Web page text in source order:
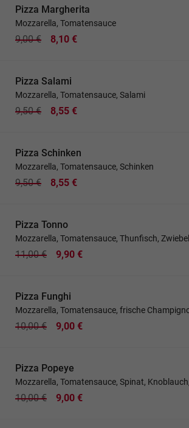
Pizza Margherita
Mozzarella, Tomatensauce
9,00 € 8,10 €
Pizza Salami
Mozzarella, Tomatensauce, Salami
9,50 € 8,55 €
Pizza Schinken
Mozzarella, Tomatensauce, Schinken
9,50 € 8,55 €
Pizza Tonno
Mozzarella, Tomatensauce, Thunfisch,
11,00 € 9,90 €
Pizza Funghi
Mozzarella, Tomatensauce, frische
10,00 € 9,00 €
Pizza Popeye
Mozzarella, Tomatensauce, Spinat,
10,00 € 9,00 €